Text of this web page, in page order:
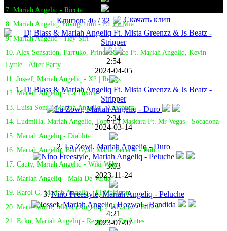
7. Mariah Angeliq - Ricota
8. Mariah Angeliq, Yovngchimi - En La Mía
9. Mariah Angeliq - Hey Siri
10. Alex Sensation, Farruko, Prince Royce Ft. Mariah Angeliq, Kevin
Lyttle - After Party
11. Jossef, Mariah Angeliq - X2 | Remix
12. Mariah Angeliq - La Toxica
13. Luísa Sonza, Mariah Angeliq - Anaconda
14. Ludmilla, Mariah Angeliq, Topo La Maskara Ft. Mr Vegas - Socadona
15. Mariah Angeliq - Diablita
16. Mariah Angeliq, Bad Gyal, Maria Becerra - Bobo
17. Cauty, Mariah Angeliq - Wiki Wiki
18. Mariah Angeliq - Mala De Verdad
19. Karol G, Mariah Angeliq - El Makinon
20. Marie Monti, Mariah Angeliq, J. Alvarez - Billete
21. Ecko, Mariah Angeliq - Reggaeton De Antes
Клипов: 46 / 32 Скачать клип
2:54
2024-04-05
1.Dj Blass & Mariah Angeliq Ft. Mista Greenzz & Js Beatz -
Stripper
2:34
2024-03-14
2. La Zowi, Mariah Angeliq - Duro
3:03
2023-11-24
3.Nino Freestyle, Mariah Angeliq - Peluche
4:21
2023-07-07